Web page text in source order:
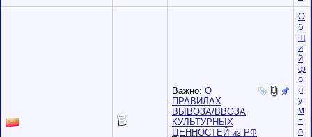
Важно: О
ПРАВИЛАХ
ВЫВОЗА/ВВОЗА
КУЛЬТУРНЫХ
ЦЕННОСТЕЙ из РФ
О
б
щ
и
й
ф
о
р
у
м
п
о